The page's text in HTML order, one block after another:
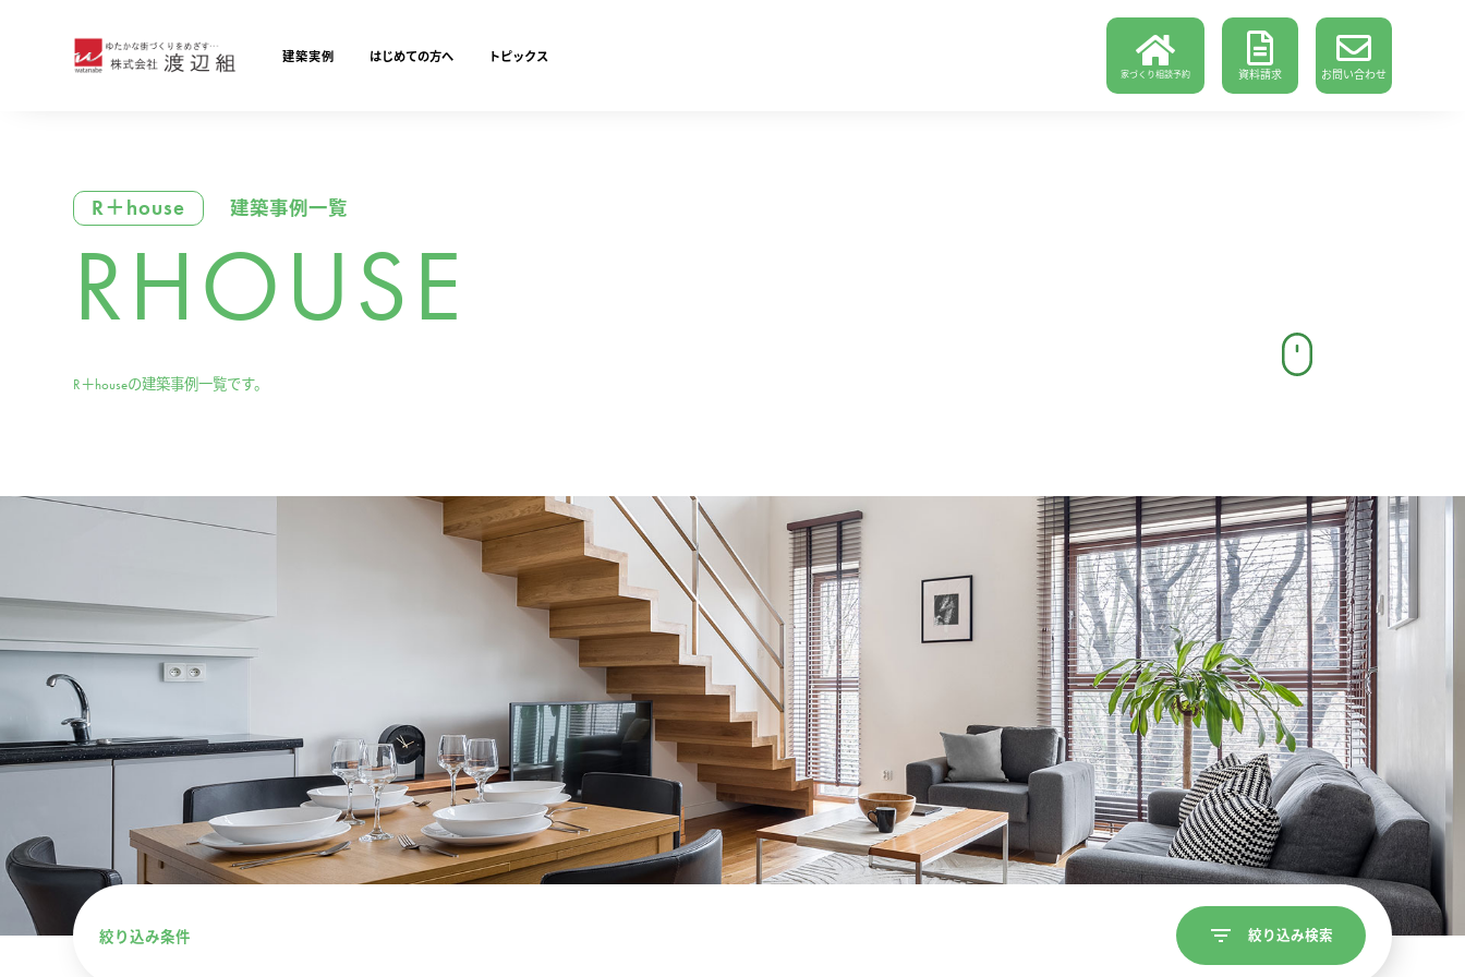
建築実例 はじめての方へ トピックス
家づくり相談予約 資料請求 お問い合わせ
R＋house 建築事例一覧
RHOUSE
R＋houseの建築事例一覧です。
絞り込み条件 絞り込み検索